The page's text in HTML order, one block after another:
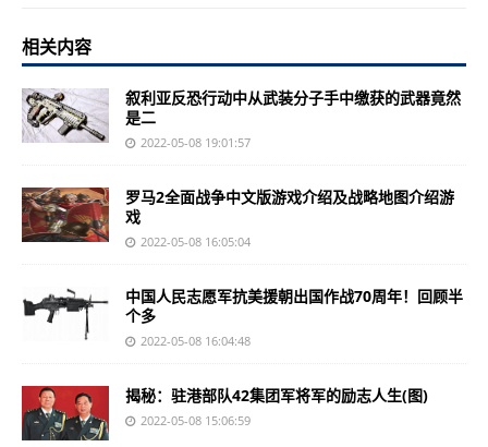
相关内容
叙利亚反恐行动中从武装分子手中缴获的武器竟然
是二
2022-05-08 19:01:57
罗马2全面战争中文版游戏介绍及战略地图介绍游
戏
2022-05-08 16:05:04
中国人民志愿军抗美援朝出国作战70周年！回顾半
个多
2022-05-08 16:04:48
揭秘：驻港部队42集团军将军的励志人生(图)
2022-05-08 15:06:59